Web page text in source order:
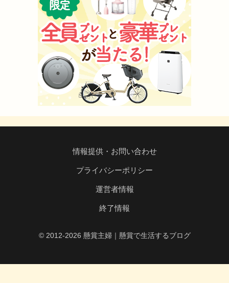
情報提供・お問い合わせ
プライバシーポリシー
運営者情報
終了情報
© 2012-2026 懸賞主婦｜懸賞で生活するブログ